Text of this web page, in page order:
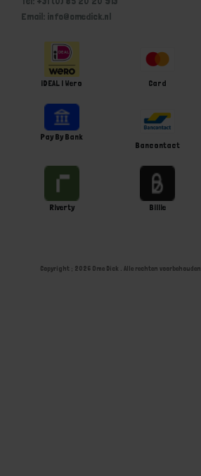
Email: info@omedick.nl
iDEAL | Wero Card
Pay By Bank
Bancontact
Riverty Billie
Copyright ; 2026 Ome Dick . Alle rechten voorbehouden